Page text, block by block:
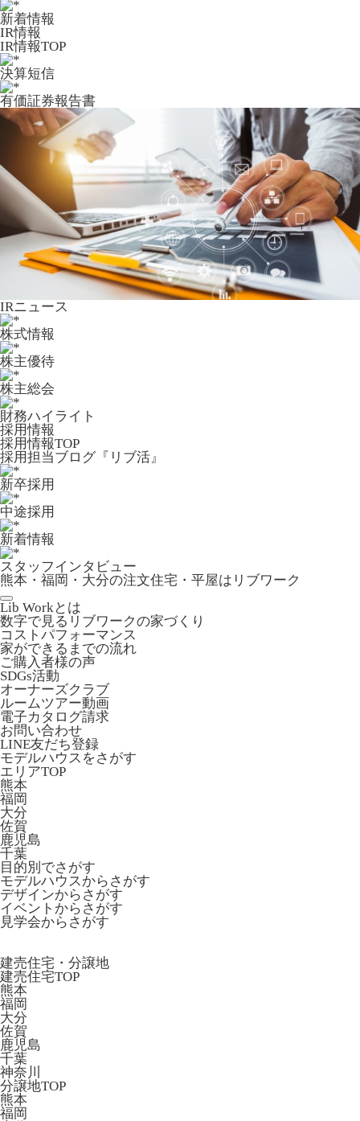
新着情報
IR情報
IR情報TOP
決算短信
有価証券報告書
IRニュース
株式情報
株主優待
株主総会
財務ハイライト
採用情報
採用情報TOP
採用担当ブログ『リブ活』
新卒採用
中途採用
新着情報
スタッフインタビュー
熊本・福岡・大分の注文住宅・平屋はリブワーク
Lib Workとは
数字で見るリブワークの家づくり
コストパフォーマンス
家ができるまでの流れ
ご購入者様の声
SDGs活動
オーナーズクラブ
ルームツアー動画
電子カタログ請求
お問い合わせ
LINE友だち登録
モデルハウスをさがす
エリアTOP
熊本
福岡
大分
佐賀
鹿児島
千葉
目的別でさがす
モデルハウスからさがす
デザインからさがす
イベントからさがす
見学会からさがす
建売住宅・分譲地
建売住宅TOP
熊本
福岡
大分
佐賀
鹿児島
千葉
神奈川
分譲地TOP
熊本
福岡